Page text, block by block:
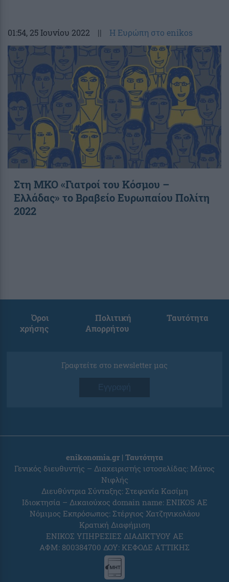
01:54, 25 Ιουνίου 2022 || Η Ευρώπη στο enikos
Στη ΜΚΟ «Γιατροί του Κόσμου –
Ελλάδας» το Βραβείο Ευρωπαίου Πολίτη
2022
Όροι
χρήσης
Πολιτική
Απορρήτου
Ταυτότητα
Γραφτείτε στο newsletter μας
Εγγραφή
enikonomia.gr | Ταυτότητα
Γενικός διευθυντής – Διαχειριστής ιστοσελίδας: Μάνος
Νιφλής
Διευθύντρια Σύνταξης: Στεφανία Κασίμη
Ιδιοκτησία – Δικαιούχος domain name: ENIKOS AE
Νόμιμος Εκπρόσωπος: Στέργιος Χατζηνικολάου
Κρατική Διαφήμιση
ΕΝΙΚΟΣ ΥΠΗΡΕΣΙΕΣ ΔΙΑΔΙΚΤΥΟΥ ΑΕ
ΑΦΜ: 800384700 ΔΟΥ: ΚΕΦΟΔΕ ΑΤΤΙΚΗΣ